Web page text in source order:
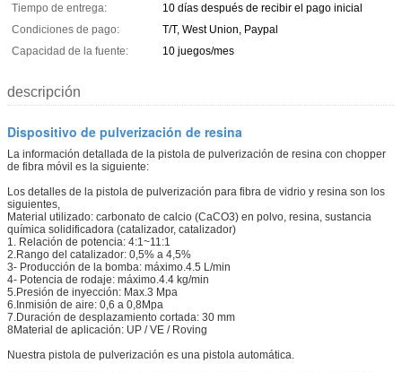
Tiempo de entrega:
10 días después de recibir el pago inicial
Condiciones de pago:
T/T, West Union, Paypal
Capacidad de la fuente:
10 juegos/mes
descripción
Dispositivo de pulverización de resina
La información detallada de la pistola de pulverización de resina con chopper
de fibra móvil es la siguiente:
Los detalles de la pistola de pulverización para fibra de vidrio y resina son los
siguientes,
Material utilizado: carbonato de calcio (CaCO3) en polvo, resina, sustancia
química solidificadora (catalizador, catalizador)
1. Relación de potencia: 4:1~11:1
2.Rango del catalizador: 0,5% a 4,5%
3- Producción de la bomba: máximo.4.5 L/min
4- Potencia de rodaje: máximo.4.4 kg/min
5.Presión de inyección: Max.3 Mpa
6.Inmisión de aire: 0,6 a 0,8Mpa
7.Duración de desplazamiento cortada: 30 mm
8Material de aplicación: UP / VE / Roving
Nuestra pistola de pulverización es una pistola automática.